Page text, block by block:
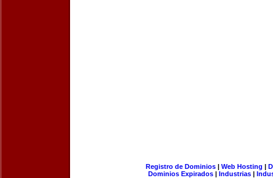
Registro de Dominios| Web Hosting |
Dominios Expirados | Industrias |